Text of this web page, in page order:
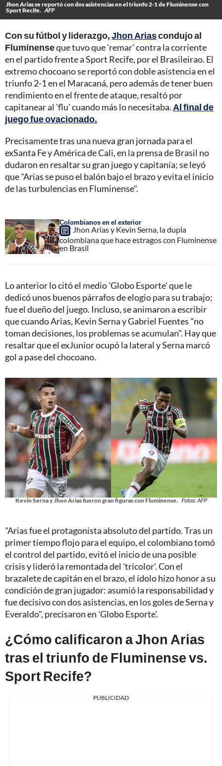
Jhon Arias se reportó con dos asistencias en el triunfo 2-1 de Fluminense con
Sport Recife. AFP
Con su fútbol y liderazgo,Jhon Ariascondujo al
Fluminenseque tuvo que 'remar' contra la corriente
en el partido frente a Sport Recife, por el Brasileirao. El
extremo chocoano se reportó con doble asistencia en el
triunfo 2-1 en el Maracaná, pero además de tener buen
rendimiento en el frente de ataque, resaltó por
capitanear al 'flu' cuando más lo necesitaba. Al final de
juego fue ovacionado.
Precisamente tras una nueva gran jornada para el
exSanta Fe y América de Cali, en la prensa de Brasil no
dudaron en resaltar su gran juego y capitanía; se leyó
que "Arias se puso el balón bajo el brazo y evita el inicio
de las turbulencias en Fluminense".
Colombianos en el exterior
Jhon Arias y Kevin Serna, la dupla
colombiana que hace estragos con Fluminense
en Brasil
Lo anterior lo citó el medio 'Globo Esporte' que le
dedicó unos buenos párrafos de elogio para su trabajo;
fue el dueño del juego. Incluso, se animaron a escribir
que cuando Arias, Kevin Serna y Gabriel Fuentes "no
toman decisiones, los problemas se acumulan". Hay que
resaltar que el exJunior ocupó la lateral y Serna marcó
gol a pase del chocoano.
Kevin Serna y Jhon Arias fueron gran figuras con Fluminense. Fotos: AFP
"Arias fue el protagonista absoluto del partido. Tras un
primer tiempo flojo para el equipo, el colombiano tomó
el control del partido, evitó el inicio de una posible
crisis y lideró la remontada del 'tricolor'. Con el
brazalete de capitán en el brazo, el ídolo hizo honor a su
condición de gran jugador: asumió la responsabilidad y
fue decisivo con dos asistencias, en los goles de Serna y
Everaldo", precisaron en 'Globo Esporte'.
¿Cómo calificaron a Jhon Arias
tras el triunfo de Fluminense vs.
Sport Recife?
PUBLICIDAD